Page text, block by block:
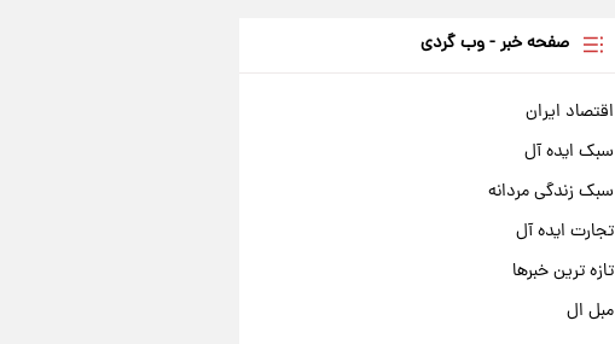
صفحه خبر - وب گردی
اقتصاد ایران
سبک ایده آل
سبک زندگی مردانه
تجارت ایده آل
تازه ترین خبرها
مبل ال